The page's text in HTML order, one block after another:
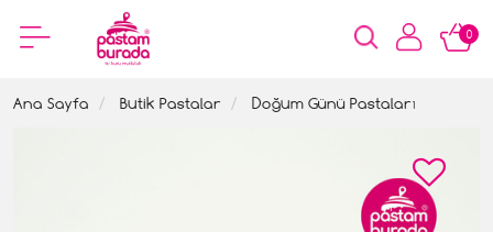
0
Ana Sayfa Butik Pastalar Doğum Günü Pastaları